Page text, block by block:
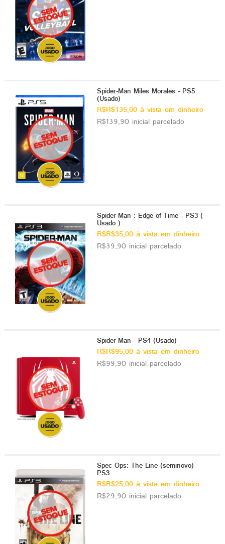
Spider-Man Miles Morales - PS5
(Usado)
R$R$135,00 à vista em dinheiro
R$139,90 inicial parcelado
Spider-Man : Edge of Time - PS3 (
Usado )
R$R$35,00 à vista em dinheiro
R$39,90 inicial parcelado
Spider-Man - PS4 (Usado)
R$R$95,00 à vista em dinheiro
R$99,90 inicial parcelado
Spec Ops: The Line (seminovo) -
PS3
R$R$25,00 à vista em dinheiro
R$29,90 inicial parcelado